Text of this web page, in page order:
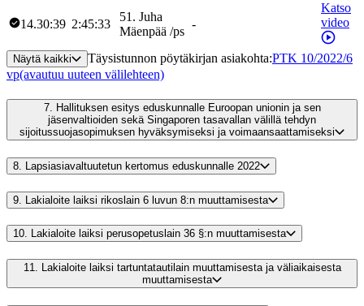
14.30:39 2:45:33
51. Juha
Mäenpää /ps
-
Katso
video
Näytä kaikki Täysistunnon pöytäkirjan asiakohta:PTK 10/2022/6
vp(avautuu uuteen välilehteen)
7. Hallituksen esitys eduskunnalle Euroopan unionin ja sen
jäsenvaltioiden sekä Singaporen tasavallan välillä tehdyn
sijoitussuojasopimuksen hyväksymiseksi ja voimaansaattamiseksi
8. Lapsiasiavaltuutetun kertomus eduskunnalle 2022
9. Lakialoite laiksi rikoslain 6 luvun 8:n muuttamisesta
10. Lakialoite laiksi perusopetuslain 36 §:n muuttamisesta
11. Lakialoite laiksi tartuntatautilain muuttamisesta ja väliaikaisesta
muuttamisesta